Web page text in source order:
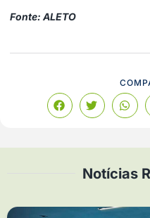
Fonte: ALETO
Notícias